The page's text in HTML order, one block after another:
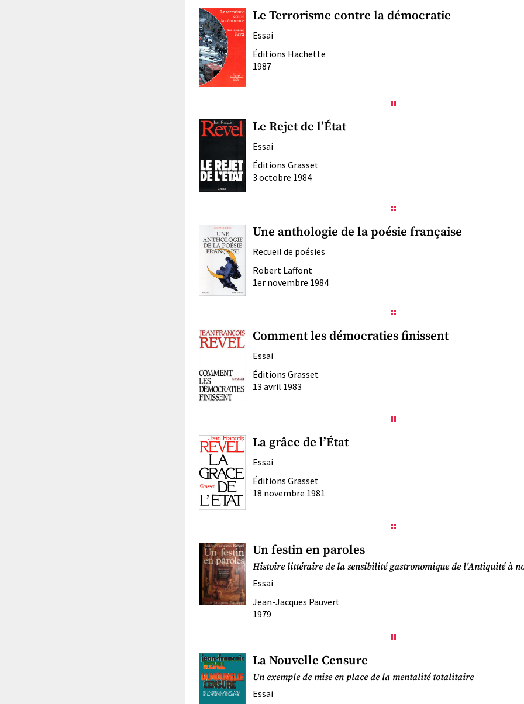
Le Terrorisme contre la démocratie
Essai
Éditions Hachette
1987
Le Rejet de l’État
Essai
Éditions Grasset
3 octobre 1984
Une anthologie de la poésie française
Recueil de poésies
Robert Laffont
1er novembre 1984
Comment les démocraties finissent
Essai
Éditions Grasset
13 avril 1983
La grâce de l’État
Essai
Éditions Grasset
18 novembre 1981
Un festin en paroles
Histoire littéraire de la sensibilité gastronomique de l'Antiquité à
Essai
Jean-Jacques Pauvert
1979
La Nouvelle Censure
Un exemple de mise en place de la mentalité totalitaire
Essai